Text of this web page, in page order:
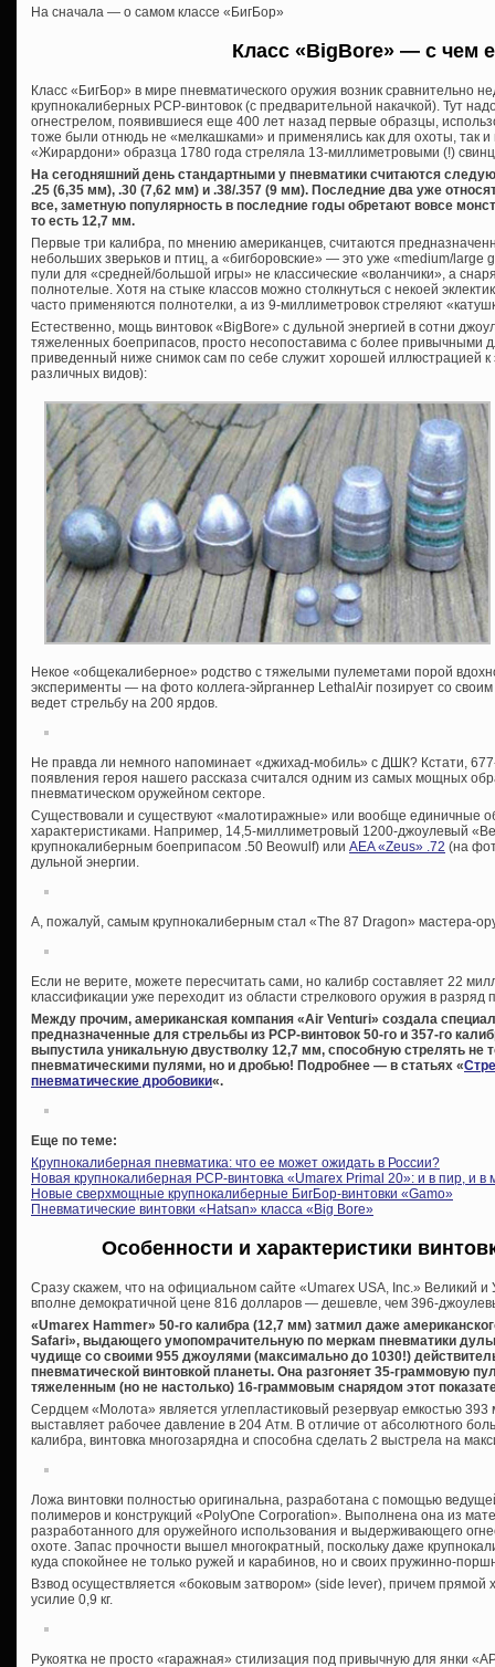
На сначала — о самом классе «БигБор»
Класс «BigBore» — с чем
Класс «БигБор» в мире пневматического оружия возник сравнительно
крупнокалиберных PCP-винтовок (с предварительной накачкой). Тут
огнестрелом, появившиеся еще 400 лет назад первые образцы,
тоже были отнюдь не «мелкашками» и применялись как для охоты, так
«Жирардони» образца 1780 года стреляла 13-миллиметровыми (!)
На сегодняшний день стандартными у пневматики считаются
.25 (6,35 мм), .30 (7,62 мм) и .38/.357 (9 мм). Последние два уже
все, заметную популярность в последние годы обретают вовсе
то есть 12,7 мм.
Первые три калибра, по мнению американцев, считаются
небольших зверьков и птиц, а «бигборовские» — это уже «medium/
пули для «средней/большой игры» не классические «воланчики», а
полнотелые. Хотя на стыке классов можно столкнуться с некоей
часто применяются полнотелки, а из 9-миллиметровок стреляют
Естественно, мощь винтовок «BigBore» с дульной энергией в сотни
тяжеленных боеприпасов, просто несопоставима с более привычными
приведенный ниже снимок сам по себе служит хорошей иллюстрацией
различных видов):
Некое «общекалиберное» родство с тяжелыми пулеметами порой
эксперименты — на фото коллега-эйрганнер LethalAir позирует со
ведет стрельбу на 200 ярдов.
Не правда ли немного напоминает «джихад-мобиль» с ДШК? Кстати,
появления героя нашего рассказа считался одним из самых мощных
пневматическом оружейном секторе.
Существовали и существуют «малотиражные» или вообще единичные
характеристиками. Например, 14,5-миллиметровый 1200-джоулевый
крупнокалиберным боеприпасом .50 Beowulf) или AEA «Zeus» .72 (на
дульной энергии.
А, пожалуй, самым крупнокалиберным стал «The 87 Dragon» мастера-
Если не верите, можете пересчитать сами, но калибр составляет 22
классификации уже переходит из области стрелкового оружия в разряд
Между прочим, американская компания «Air Venturi» создала
предназначенные для стрельбы из PCP-винтовок 50-го и 357-го
выпустила уникальную двустволку 12,7 мм, способную стрелять не
пневматическими пулями, но и дробью! Подробнее — в статьях «
пневматические дробовики«.
Еще по теме:
Крупнокалиберная пневматика: что ее может ожидать в России?
Новая крупнокалиберная PCP-винтовка «Umarex Primal 20»: и в пир, и в
Новые сверхмощные крупнокалиберные БигБор-винтовки «Gamo»
Пневматические винтовки «Hatsan» класса «Big Bore»
Особенности и характеристики
Сразу скажем, что на официальном сайте «Umarex USA, Inc.» Великий
вполне демократичной цене 816 долларов — дешевле, чем 396-
«Umarex Hammer» 50-го калибра (12,7 мм) затмил даже
Safari», выдающего умопомрачительную по меркам пневматики
чудище со своими 955 джоулями (максимально до 1030!)
пневматической винтовкой планеты. Она разгоняет 35-граммовую
тяжеленным (но не настолько) 16-граммовым снарядом этот
Сердцем «Молота» является углепластиковый резервуар емкостью
выставляет рабочее давление в 204 Атм. В отличие от абсолютного
калибра, винтовка многозарядна и способна сделать 2 выстрела на
Ложа винтовки полностью оригинальна, разработана с помощью
полимеров и конструкций «PolyOne Corporation». Выполнена она из
разработанного для оружейного использования и выдерживающего
охоте. Запас прочности вышел многократный, поскольку даже
куда спокойнее не только ружей и карабинов, но и своих пружинно-
Взвод осуществляется «боковым затвором» (side lever), причем прямой
усилие 0,9 кг.
Рукоятка не просто «гаражная» стилизация под привычную для янки